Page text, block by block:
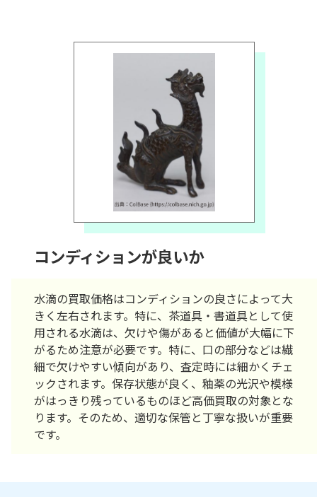
コンディションが良いか
水滴の買取価格はコンディションの良さによって大
きく左右されます。特に、茶道具・書道具として使
用される水滴は、欠けや傷があると価値が大幅に下
がるため注意が必要です。特に、口の部分などは繊
細で欠けやすい傾向があり、査定時には細かくチェ
ックされます。保存状態が良く、釉薬の光沢や模様
がはっきり残っているものほど高価買取の対象とな
ります。そのため、適切な保管と丁寧な扱いが重要
です。